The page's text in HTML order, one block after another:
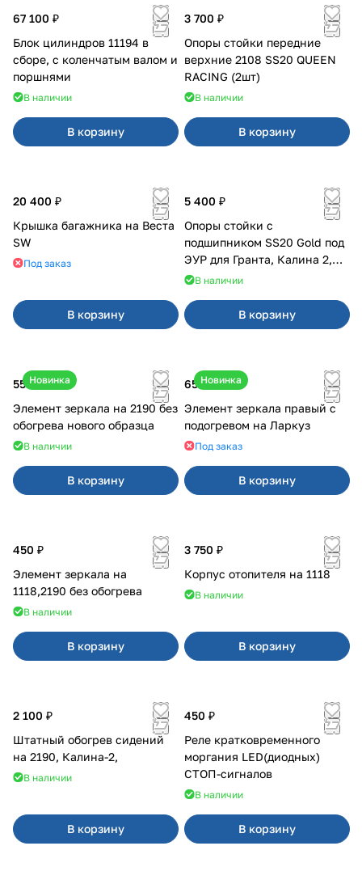
67 100 ₽
Блок цилиндров 11194 в
сборе, с коленчатым валом и
поршнями
В наличии
В корзину
3 700 ₽
Опоры стойки передние
верхние 2108 SS20 QUEEN
RACING (2шт)
В наличии
В корзину
20 400 ₽
Крышка багажника на Веста
SW
Под заказ
В корзину
5 400 ₽
Опоры стойки с
подшипником SS20 Gold под
ЭУР для Гранта, Калина 2,
Datsun
В наличии
В корзину
Новинка
550 ₽
Элемент зеркала на 2190 без
обогрева нового образца
В наличии
В корзину
Новинка
650 ₽
Элемент зеркала правый с
подогревом на Ларкуз
Под заказ
В корзину
450 ₽
Элемент зеркала на
1118,2190 без обогрева
В наличии
В корзину
3 750 ₽
Корпус отопителя на 1118
В наличии
В корзину
2 100 ₽
Штатный обогрев сидений
на 2190, Калина-2,
В наличии
В корзину
450 ₽
Реле кратковременного
моргания LED(диодных)
СТОП-сигналов
В наличии
В корзину